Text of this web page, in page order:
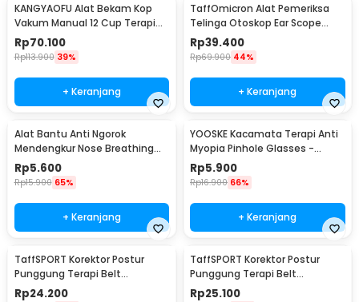
KANGYAOFU Alat Bekam Kop
Vakum Manual 12 Cup Terapi
Cupping Set - KN12
Rp70.100
Rp113.900 39%
+ Keranjang
TaffOmicron Alat Pemeriksa
Telinga Otoskop Ear Scope
with LED Light - KT-GF08HA
Rp39.400
Rp69.900 44%
+ Keranjang
Alat Bantu Anti Ngorok
Mendengkur Nose Breathing
Stop Snoring 4 PCS
Rp5.600
Rp15.900 65%
+ Keranjang
YOOSKE Kacamata Terapi Anti
Myopia Pinhole Glasses -
D11301
Rp5.900
Rp16.900 66%
+ Keranjang
TaffSPORT Korektor Postur
Punggung Terapi Belt
Magnetic L - T025
Rp24.200
TaffSPORT Korektor Postur
Punggung Terapi Belt
Magnetic XL - T025
Rp25.100